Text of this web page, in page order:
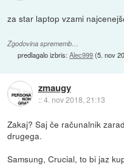
za star laptop vzami
Zgodovina sprememb…
predlagalo izbris:Alec999(5. nov
zmaugy
::4. nov 2018, 21:13
Zakaj? Saj če računalnik
drugega.
Samsung, Crucial, to bi jaz